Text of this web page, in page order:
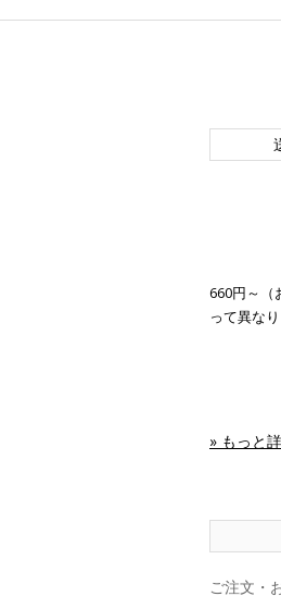
660円～（
って異なり
» もっと
ご注文・